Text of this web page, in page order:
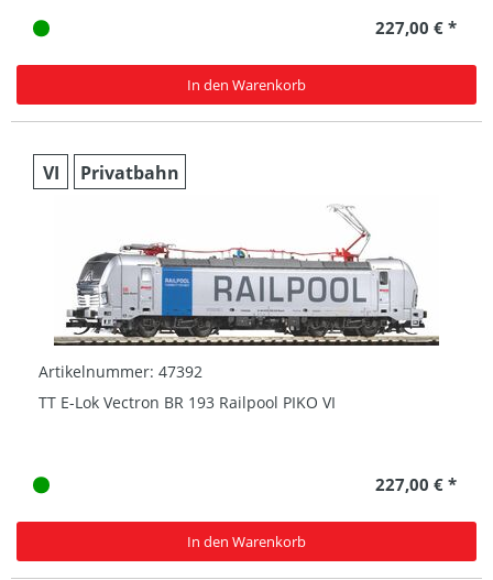
227,00 € *
In den Warenkorb
VI Privatbahn
Artikelnummer: 47392
TT E-Lok Vectron BR 193 Railpool PIKO VI
227,00 € *
In den Warenkorb